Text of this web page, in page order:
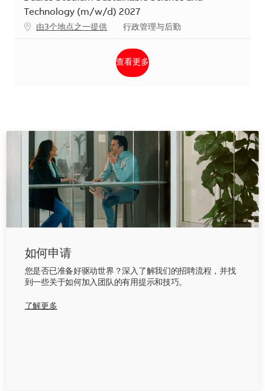
Technology (m/w/d) 2027
由3个地点之一提供 类别
行政管理与后勤
查看更多
如何申请
您是否已准备好驱动世界？深入了解我们的招聘流程，并找
到一些关于如何加入团队的有用提示和技巧。
了解更多